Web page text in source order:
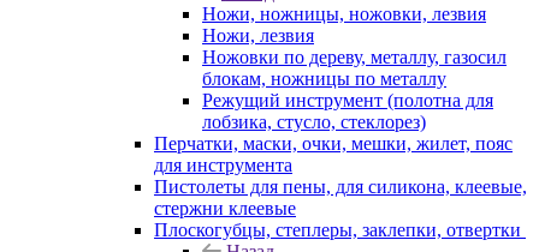
Ножи, ножницы, ножовки, лезвия
Ножи, лезвия
Ножовки по дереву, металлу, газосил
блокам, ножницы по металлу
Режущий инструмент (полотна для
лобзика, стусло, стеклорез)
Перчатки, маски, очки, мешки, жилет, пояс
для инструмента
Пистолеты для пены, для силикона, клеевые,
стержни клеевые
Плоскогубцы, степлеры, заклепки, отвертки